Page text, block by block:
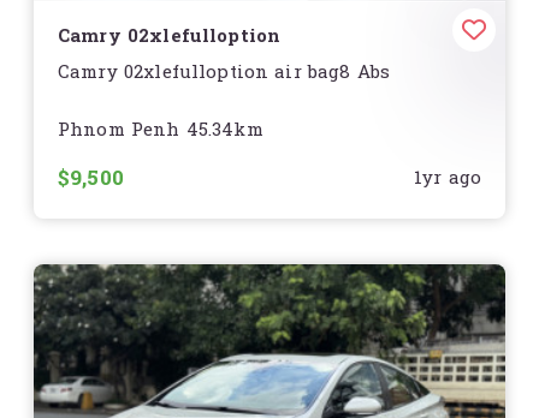
Camry 02xlefulloption
Camry 02xlefulloption air bag8 Abs
Phnom Penh 45.34km
$9,500 1yr ago